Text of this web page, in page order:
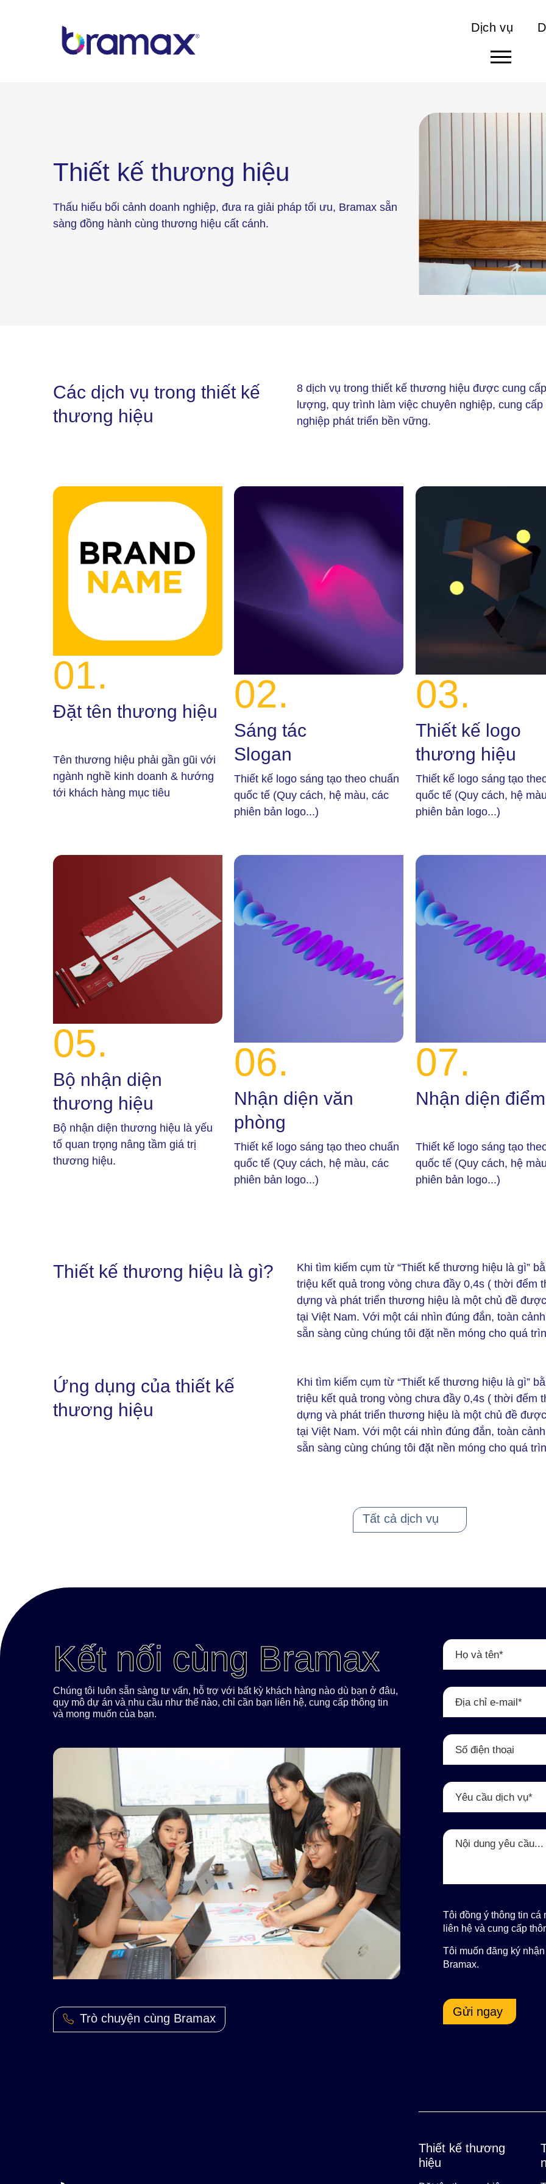
Dịch vụ
Thiết kế thương hiệu
Thấu hiểu bối cảnh doanh nghiệp, đưa ra giải pháp tối ưu, Bramax sẵn
sàng đồng hành cùng thương hiệu cất cánh.
Các dịch vụ trong thiết kế
thương hiệu
8 dịch vụ trong thiết kế thương hiệu được cung
lượng, quy trình làm việc chuyên nghiệp, cung
nghiệp phát triển bền vững.
01.
Đặt tên thương hiệu
Tên thương hiệu phải gần gũi với
ngành nghề kinh doanh & hướng
tới khách hàng mục tiêu
02.
Sáng tác
Slogan
Thiết kế logo sáng tạo theo chuẩn
quốc tế (Quy cách, hệ màu, các
phiên bản logo...)
03.
Thiết kế logo
thương hiệu
Thiết kế logo sáng tạo
quốc tế (Quy cách, hệ
phiên bản logo...)
05.
Bộ nhận diện
thương hiệu
Bộ nhận diện thương hiệu là yếu
tố quan trọng nâng tầm giá trị
thương hiệu.
06.
Nhận diện văn
phòng
Thiết kế logo sáng tạo theo chuẩn
quốc tế (Quy cách, hệ màu, các
phiên bản logo...)
07.
Nhận diện
Thiết kế logo sáng tạo
quốc tế (Quy cách, hệ
phiên bản logo...)
Thiết kế thương hiệu là gì?
Khi tìm kiếm cụm từ “Thiết kế thương hiệu là gì”
triệu kết quả trong vòng chưa đầy 0,4s ( thời đểm
dựng và phát triển thương hiệu là một chủ đề
tại Việt Nam. Với một cái nhìn đúng đắn, toàn
sẵn sàng cùng chúng tôi đặt nền móng cho quá
Ứng dụng của thiết kế
thương hiệu
Khi tìm kiếm cụm từ “Thiết kế thương hiệu là gì”
triệu kết quả trong vòng chưa đầy 0,4s ( thời đểm
dựng và phát triển thương hiệu là một chủ đề
tại Việt Nam. Với một cái nhìn đúng đắn, toàn
sẵn sàng cùng chúng tôi đặt nền móng cho quá
Tất cả dịch vụ
Kết nối cùng Bramax
Chúng tôi luôn sẵn sàng tư vấn, hỗ trợ với bất kỳ khách hàng nào dù bạn ở đâu,
quy mô dự án và nhu cầu như thế nào, chỉ cần bạn liên hệ, cung cấp thông tin
và mong muốn của bạn.
Trò chuyện cùng Bramax
Tôi đồng ý thông tin cá
liên hệ và cung cấp
Tôi muốn đăng ký
Bramax.
Gửi ngay
Thiết kế thương
hiệu